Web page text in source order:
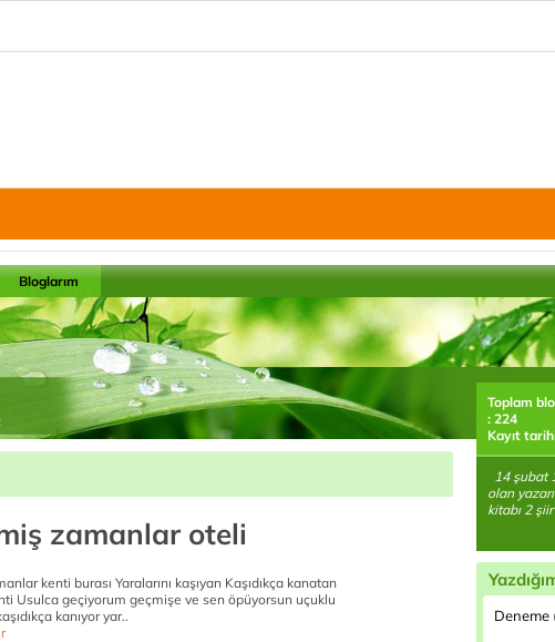
Bloglarım
zamanlar oteli
kenti burası Yaralarını kaşıyan Kaşıdıkça kanatan
Usulca geçiyorum geçmişe ve sen öpüyorsun uçuklu
kanıyor yar..
Toplam
: 224
Kayıt
14 şubat
olan
kitabı 2
Deneme